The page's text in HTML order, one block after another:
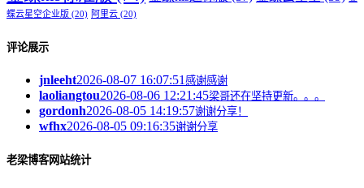
蝶云星空企业版 (20) 阿里云 (20)
评论展示
jnleeht2026-08-07 16:07:51 感谢感谢
laoliangtou2026-08-06 12:21:45梁哥还在坚持更新。。。
gordonh2026-08-05 14:19:57谢谢分享！
wfhx2026-08-05 09:16:35谢谢分享
老梁博客网站统计